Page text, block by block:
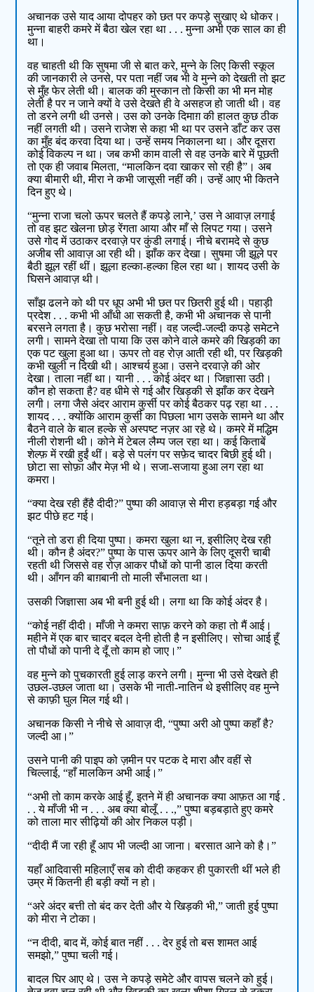
अचानक उसे याद आया दोपहर को छत पर कपड़े सुखाए थे धोकर।
मुन्ना बाहरी कमरे में बैठा खेल रहा था . . . मुन्ना अभी एक साल का ही
था।
वह चाहती थी कि सुषमा जी से बात करे, मुन्ने के लिए किसी स्कूल
की जानकारी ले उनसे, पर पता नहीं जब भी वे मुन्ने को देखती तो झट
से मुँह फेर लेती थी। बालक की मुस्कान तो किसी का भी मन मोह
लेती है पर न जाने क्यों वे उसे देखते ही वे असहज हो जाती थी। वह
तो डरने लगी थी उनसे। उस को उनके दिमाग़ की हालत कुछ ठीक
नहीं लगती थी। उसने राजेश से कहा भी था पर उसने डाँट कर उस
का मुँह बंद करवा दिया था। उन्हें समय निकालना था। और दूसरा
कोई विकल्प न था। जब कभी काम वाली से वह उनके बारे में पूछती
तो एक ही जवाब मिलता, “मालकिन दवा खाकर सो रही है”। अब
क्या बीमारी थी, मीरा ने कभी जासूसी नहीं की। उन्हें आए भी कितने
दिन हुए थे।
“मुन्ना राजा चलो ऊपर चलते हैं कपड़े लाने,’ उस ने आवाज़ लगाई
तो वह झट खेलना छोड़ रेंगता आया और माँ से लिपट गया। उसने
उसे गोद में उठाकर दरवाज़े पर कुंडी लगाई। नीचे बरामदे से कुछ
अजीब सी आवाज़ आ रही थी। झाँक कर देखा। सुषमा जी झूले पर
बैठी झूल रहीं थीं। झूला हल्का-हल्का हिल रहा था। शायद उसी के
घिसने आवाज़ थी।
साँझ ढलने को थी पर धूप अभी भी छत पर छितरी हुई थी। पहाड़ी
प्रदेश . . . कभी भी आँधी आ सकती है, कभी भी अचानक से पानी
बरसने लगता है। कुछ भरोसा नहीं। वह जल्दी-जल्दी कपड़े समेटने
लगी। सामने देखा तो पाया कि उस कोने वाले कमरे की खिड़की का
एक पट खुला हुआ था। ऊपर तो वह रोज़ आती रही थी, पर खिड़की
कभी खुली न दिखी थी। आश्चर्य हुआ। उसने दरवाज़े की ओर
देखा। ताला नहीं था। यानी . . . कोई अंदर था। जिज्ञासा उठी।
कौन हो सकता है? वह धीमे से गई और खिड़की से झाँक कर देखने
लगी। लगा जैसे अंदर आराम कुर्सी पर कोई बैठकर पढ़ रहा था . . .
शायद . . . क्योंकि आराम कुर्सी का पिछला भाग उसके सामने था और
बैठने वाले के बाल हल्के से अस्पष्ट नज़र आ रहे थे। कमरे में मद्धिम
नीली रोशनी थी। कोने में टेबल लैम्प जल रहा था। कई किताबें
शेल्फ़ में रखी हुईं थीं। बड़े से पलंग पर सफ़ेद चादर बिछी हुई थी।
छोटा सा सोफ़ा और मेज़ भी थे। सजा-सजाया हुआ लग रहा था
कमरा।
“क्या देख रही हैंहै दीदी?” पुष्पा की आवाज़ से मीरा हड़बड़ा गई और
झट पीछे हट गई।
“तूने तो डरा ही दिया पुष्पा। कमरा खुला था न, इसीलिए देख रही
थी। कौन है अंदर?” पुष्पा के पास ऊपर आने के लिए दूसरी चाबी
रहती थी जिससे वह रोज़ आकर पौधों को पानी डाल दिया करती
थी। आँगन की बाग़बानी तो माली सँभालता था।
उसकी जिज्ञासा अब भी बनी हुई थी। लगा था कि कोई अंदर है।
“कोई नहीं दीदी। माँजी ने कमरा साफ़ करने को कहा तो मैं आई।
महीने में एक बार चादर बदल देनी होती है न इसीलिए। सोचा आई हूँ
तो पौधों को पानी दे दूँ तो काम हो जाए।”
वह मुन्ने को पुचकारती हुई लाड़ करने लगी। मुन्ना भी उसे देखते ही
उछल-उछल जाता था। उसके भी नाती-नातिन थे इसीलिए वह मुन्ने
से काफ़ी घुल मिल गई थी।
अचानक किसी ने नीचे से आवाज़ दी, “पुष्पा अरी ओ पुष्पा कहाँ है?
जल्दी आ।”
उसने पानी की पाइप को ज़मीन पर पटक दे मारा और वहीं से
चिल्लाई, “हाँ मालकिन अभी आई।”
“अभी तो काम करके आई हूँ, इतने में ही अचानक क्या आफ़त आ गई .
. . ये माँजी भी न . . . अब क्या बोलूँ . . .,” पुष्पा बड़बड़ाते हुए कमरे
को ताला मार सीढ़ियों की ओर निकल पड़ी।
“दीदी मैं जा रही हूँ आप भी जल्दी आ जाना। बरसात आने को है।”
यहाँ आदिवासी महिलाएँ सब को दीदी कहकर ही पुकारती थीं भले ही
उम्र में कितनी ही बड़ी क्यों न हो।
“अरे अंदर बत्ती तो बंद कर देती और ये खिड़की भी,” जाती हुई पुष्पा
को मीरा ने टोका।
“न दीदी, बाद में, कोई बात नहीं . . . देर हुई तो बस शामत आई
समझो,” पुष्पा चली गई।
बादल घिर आए थे। उस ने कपड़े समेटे और वापस चलने को हुई।